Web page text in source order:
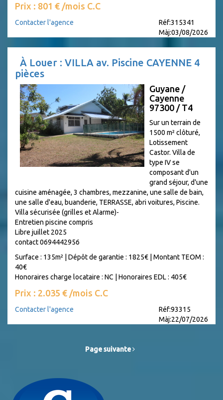
Prix : 801 € /mois C.C
Contacter l'agence
Réf:315341
Màj:03/08/2026
À Louer : VILLA av. Piscine CAYENNE 4
pièces
Guyane /
Cayenne
97300 / T4
Sur un terrain de
1500 m² clôturé,
Lotissement
Castor. Villa de
type IV se
composant d'un
grand séjour, d'une
cuisine aménagée, 3 chambres, mezzanine, une salle de bain,
une salle d'eau, buanderie, TERRASSE, abri voitures, Piscine.
Villa sécurisée (grilles et Alarme)-
Entretien piscine compris
Libre juillet 2025
contact 0694442956
Surface : 135m² | Dépôt de garantie : 1825€ | Montant TEOM :
40€
Honoraires charge locataire : NC | Honoraires EDL : 405€
Prix : 2.035 € /mois C.C
Contacter l'agence
Réf:93315
Màj:22/07/2026
Page suivante